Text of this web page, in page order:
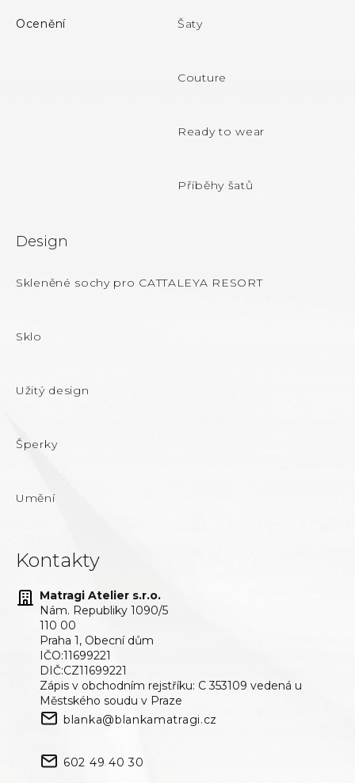
Ocenění Šaty
Couture
Ready to wear
Příběhy šatů
Design
Skleněné sochy pro CATTALEYA RESORT
Sklo
Užitý design
Šperky
Umění
Kontakty
Matragi Atelier s.r.o.
Nám. Republiky 1090/5
110 00
Praha 1, Obecní dům
IČO:11699221
DIČ:CZ11699221
Zápis v obchodním rejstříku: C 353109 vedená u
Městského soudu v Praze
blanka@blankamatragi.cz
602 49 40 30